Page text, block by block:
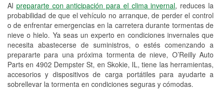
Al prepararte con anticipación para el clima invernal, reduces la
probabilidad de que el vehículo no arranque, de perder el control
o de enfrentar emergencias en la carretera durante tormentas de
nieve o hielo. Ya seas un experto en condiciones invernales que
necesita abastecerse de suministros, o estés comenzando a
prepararte para una próxima tormenta de nieve, O’Reilly Auto
Parts en 4902 Dempster St, en Skokie, IL, tiene las herramientas,
accesorios y dispositivos de carga portátiles para ayudarte a
sobrellevar la tormenta en condiciones seguras y cómodas.
Snowstorm Supplies
Tornado Supplies
Conoce más